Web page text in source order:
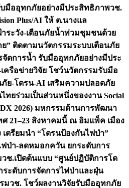
มืออุทกภัยอย่างมีประสิทธิภาพวช.
Plus/AI ให้ ต.นางแล
าระวัง-เตือนภัยน้ำท่วมชุมชนด้วย
ย” ติดตามนวัตกรรมระบบเตือนภัย
ดการน้ำ รับมืออุทกภัยอย่างมีประ
เครือข่ายวิจัย โชว์นวัตกรรมรับมือ
ย-โดรน-AI เสริมความปลอดภัย
ทยร่วมเป็นส่วนหนึ่งของงาน Social
2026) มหกรรมด้านการพัฒนา
21–23 สิงหาคมนี้ ณ อิมแพ็ค เมือง
ตรียมนำ “โดรนป้องกันไฟป่า”
ป่า-ลดหมอกควัน ยกระดับการ
วช.เปิดต้นแบบ “ศูนย์ปฏิบัติการโด
ะดับการจัดการไฟป่าและฝุ่น
มวช. โชว์ผลงานวิจัยรับมืออุทกภัย